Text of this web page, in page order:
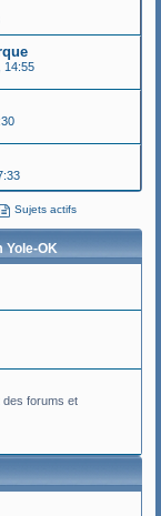
14:55
Sujets actifs
Yole-OK
des forums et